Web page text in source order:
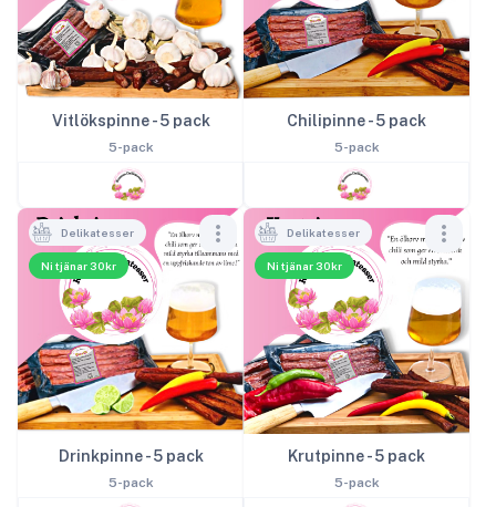
Vitlökspinne - 5 pack
5-pack
Chilipinne - 5 pack
5-pack
Ni tjänar 30kr
Delikatesser
Drinkpinne - 5 pack
5-pack
Ni tjänar 30kr
Delikatesser
Krutpinne - 5 pack
5-pack